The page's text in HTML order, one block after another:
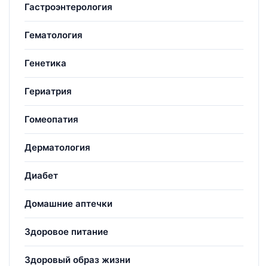
Гастроэнтерология
Гематология
Генетика
Гериатрия
Гомеопатия
Дерматология
Диабет
Домашние аптечки
Здоровое питание
Здоровый образ жизни